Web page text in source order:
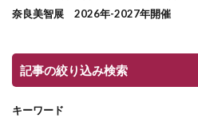
奈良美智展 2026年-2027年開催
記事の絞り込み検索
キーワード